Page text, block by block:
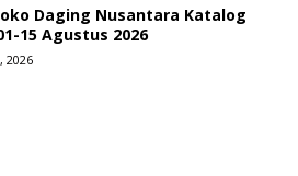
Daging Nusantara Katalog
15 Agustus 2026
2026